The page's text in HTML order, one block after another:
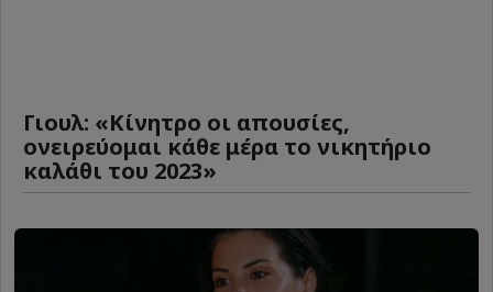
Γιουλ: «Κίνητρο οι απουσίες,
ονειρεύομαι κάθε μέρα το νικητήριο
καλάθι του 2023»